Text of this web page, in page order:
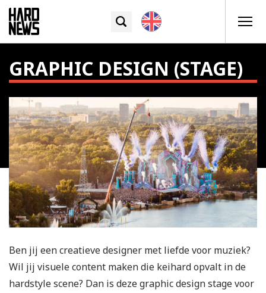
GRAPHIC DESIGN (STAGE)
Ben jij een creatieve designer met liefde voor muziek?
Wil jij visuele content maken die keihard opvalt in de
hardstyle scene? Dan is deze graphic design stage voor